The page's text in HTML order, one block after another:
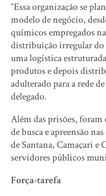
“Essa organização se
modelo de negócio,
químicos empregados
distribuição irregular
uma logística
produtos e depois
adulterado para a rede
delegado.
Além das prisões,
de busca e apreensão
de Santana, Camaçari e
servidores públicos
Força-tarefa